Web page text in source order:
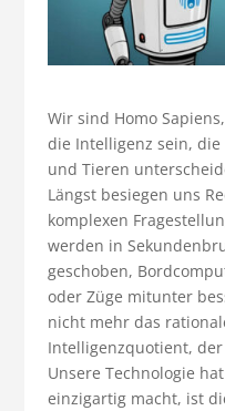
Wir sind Homo
die Intelligenz sein,
und Tieren
Längst besiegen uns
komplexen
werden in
geschoben,
oder Züge mitunter
nicht mehr das
Intelligenzquotient,
Unsere Technologie
einzigartig macht, ist